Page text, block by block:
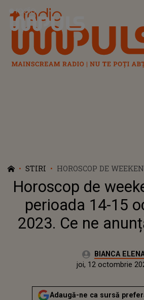
Radio Impuls
STIRI
HOROSCOP DE
PERIOADA 14-15
ANUNȚĂ ASTRELE?
Horoscop de
perioada 14-15
2023. Ce ne
Autor:BIANCA
Publicat:
joi, 12 octombrie
Adaugă-ne ca sursă